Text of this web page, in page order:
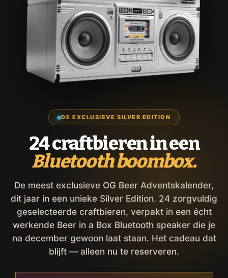
DE EXCLUSIEVE SILVER EDITION
24 craftbieren in een
Bluetooth boombox.
De meest exclusieve OG Beer Adventskalender,
dit jaar in een unieke Silver Edition. 24 zorgvuldig
geselecteerde craftbieren, verpakt in een écht
werkende Beer in a Box Bluetooth speaker die je
na december gewoon laat staan. Het cadeau dat
blijft — alleen nu te reserveren.